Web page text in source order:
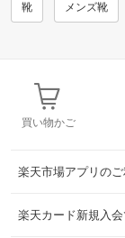
靴 メンズ靴
買い物かご
楽天市場アプリの
楽天カード新規入